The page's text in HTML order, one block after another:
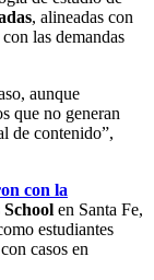
, alineadas con
las demandas
aunque
que no generan
de contenido”,
con la
en Santa Fe,
estudiantes
casos en